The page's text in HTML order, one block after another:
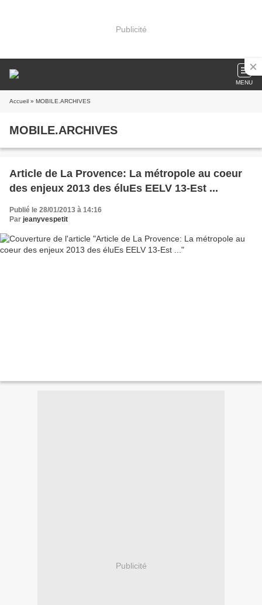
Publicité
MENU
Accueil » MOBILE.ARCHIVES
MOBILE.ARCHIVES
Article de La Provence: La métropole au coeur
des enjeux 2013 des éluEs EELV 13-Est ...
Publié le 28/01/2013 à 14:16
Par jeanyvespetit
Publicité